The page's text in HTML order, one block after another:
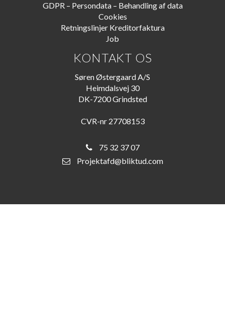
GDPR – Persondata – Behandling af data
Cookies
Retningslinjer Kreditorfaktura
Job
KONTAKT OS
Søren Østergaard A/S
Heimdalsvej 30
DK-7200 Grindsted
CVR-nr 27708153
75 32 37 07
Projektafd@bliktud.com